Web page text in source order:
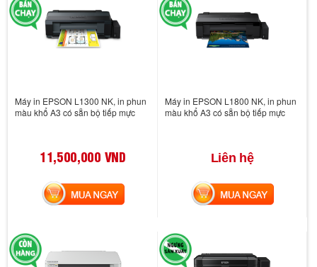
Máy in EPSON L1300 NK, in phun
màu khổ A3 có sẵn bộ tiếp mực
11,500,000 VND
MUA NGAY
Máy in EPSON L1800 NK, in phun
màu khổ A3 có sẵn bộ tiếp mực
Liên hệ
MUA NGAY